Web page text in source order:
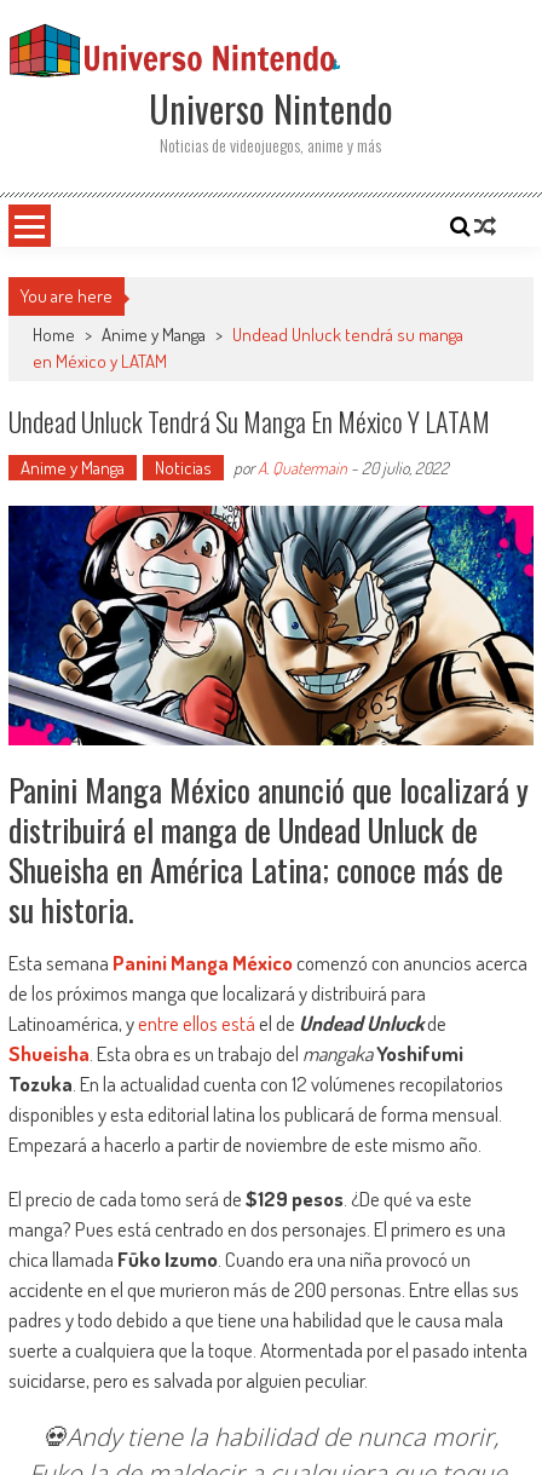
Universo Nintendo
Noticias de videojuegos, anime y más
You are here
Home > Anime y Manga > Undead Unluck tendrá su manga
en México y LATAM
Undead Unluck Tendrá Su Manga En México Y LATAM
Anime y Manga Noticias porA. Quatermain- 20 julio, 2022
Panini Manga México anunció que localizará y
distribuirá el manga de Undead Unluck de
Shueisha en América Latina; conoce más de
su historia.
Esta semana Panini Manga Méxicocomenzó con anuncios acerca
de los próximos manga que localizará y distribuirá para
Latinoamérica, yentre ellos estáel de Undead Unluckde
Shueisha . Esta obra es un trabajo del mangakaYoshifumi
Tozuka . En la actualidad cuenta con 12 volúmenes recopilatorios
disponibles y esta editorial latina los publicará de forma mensual.
Empezará a hacerlo a partir de noviembre de este mismo año.
El precio de cada tomo será de$129 pesos. ¿De qué va este
manga? Pues está centrado en dos personajes. El primero es una
chica llamada Fūko Izumo. Cuando era una niña provocó un
accidente en el que murieron más de 200 personas. Entre ellas sus
padres y todo debido a que tiene una habilidad que le causa mala
suerte a cualquiera que la toque. Atormentada por el pasado intenta
suicidarse, pero es salvada por alguien peculiar.
💀Andy tiene la habilidad de nunca morir,